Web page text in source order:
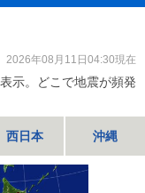
2026年08月11日04:30現在
示。どこで地震が頻発
西日本 沖縄